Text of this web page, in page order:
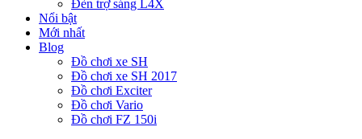
Đèn trợ sáng L4X
Nổi bật
Mới nhất
Blog
Đồ chơi xe SH
Đồ chơi xe SH 2017
Đồ chơi Exciter
Đồ chơi Vario
Đồ chơi FZ 150i